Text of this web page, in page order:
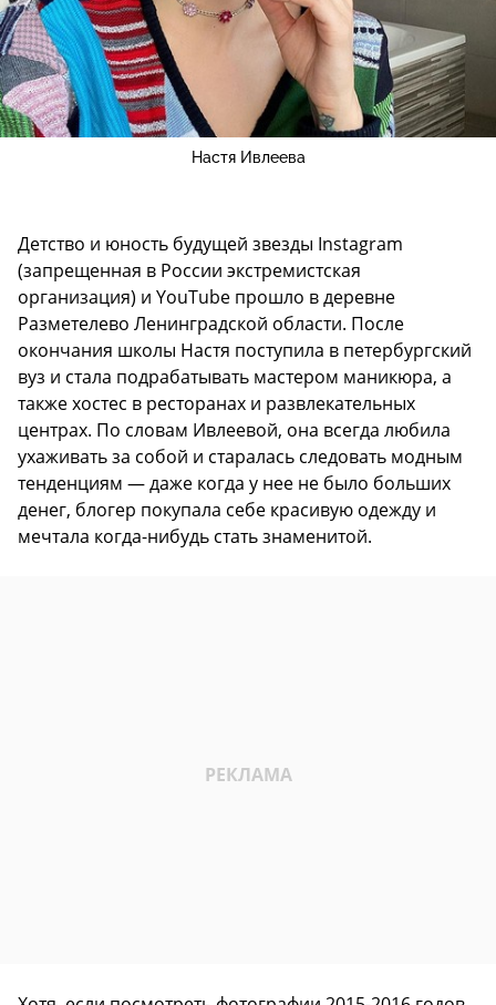
Настя Ивлеева
Детство и юность будущей звезды Instagram
(запрещенная в России экстремистская
организация) и YouTube прошло в деревне
Разметелево Ленинградской области. После
окончания школы Настя поступила в петербургский
вуз и стала подрабатывать мастером маникюра, а
также хостес в ресторанах и развлекательных
центрах. По словам Ивлеевой, она всегда любила
ухаживать за собой и старалась следовать модным
тенденциям — даже когда у нее не было больших
денег, блогер покупала себе красивую одежду и
мечтала когда-нибудь стать знаменитой.